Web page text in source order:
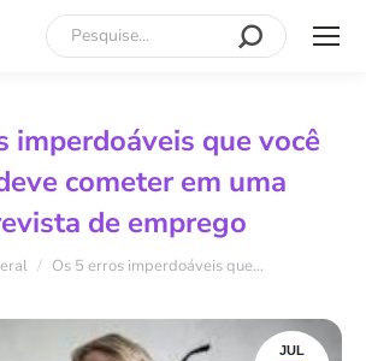
Search:
imperdoáveis que você
cometer em uma
de emprego
aqui:Os 5 erros imperdoáveis que…
JUL